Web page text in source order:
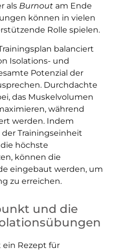
als Burnout am Ende
können in vielen
Rolle spielen.
balanciert
Isolations- und
Potenzial der
Durchdachte
das Muskelvolumen
während
werden. Indem
Trainingseinheit
höchste
können die
eingebaut werden, um
zu erreichen.
und die
ein Rezept für